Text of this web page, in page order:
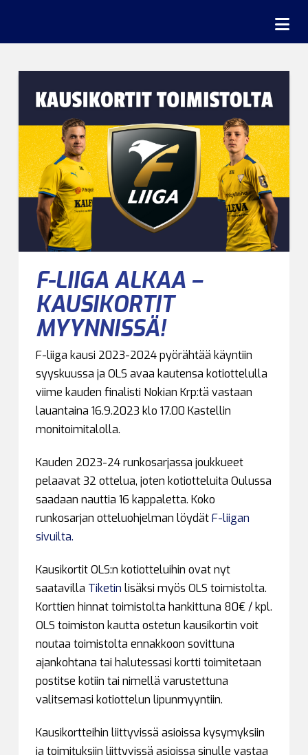
F-LIIGA ALKAA –
KAUSIKORTIT
MYYNNISSÄ!
F-liiga kausi 2023-2024 pyörähtää käyntiin
syyskuussa ja OLS avaa kautensa kotiottelulla
viime kauden finalisti Nokian Krp:tä vastaan
lauantaina 16.9.2023 klo 17.00 Kastellin
monitoimitalolla.
Kauden 2023-24 runkosarjassa joukkueet
pelaavat 32 ottelua, joten kotiotteluita Oulussa
saadaan nauttia 16 kappaletta. Koko
runkosarjan otteluohjelman löydätF-liigan
sivuilta.
Kausikortit OLS:n kotiotteluihin ovat nyt
saatavilla Tiketin lisäksi myös OLS toimistolta.
Korttien hinnat toimistolta hankittuna 80€ / kpl.
OLS toimiston kautta ostetun kausikortin voit
noutaa toimistolta ennakkoon sovittuna
ajankohtana tai halutessasi kortti toimitetaan
postitse kotiin tai nimellä varustettuna
valitsemasi kotiottelun lipunmyyntiin.
Kausikortteihin liittyvissä asioissa kysymyksiin
ja toimituksiin liittyvissä asioissa sinulle vastaa